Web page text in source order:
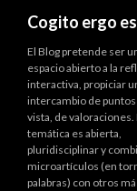
Cogito ergo
El Blog pretende ser
espacio abierto a la
interactiva, propiciar
intercambio de
vista, de valoraciones.
temática es abierta,
pluridisciplinar y
microartículos (en
palabras) con otros